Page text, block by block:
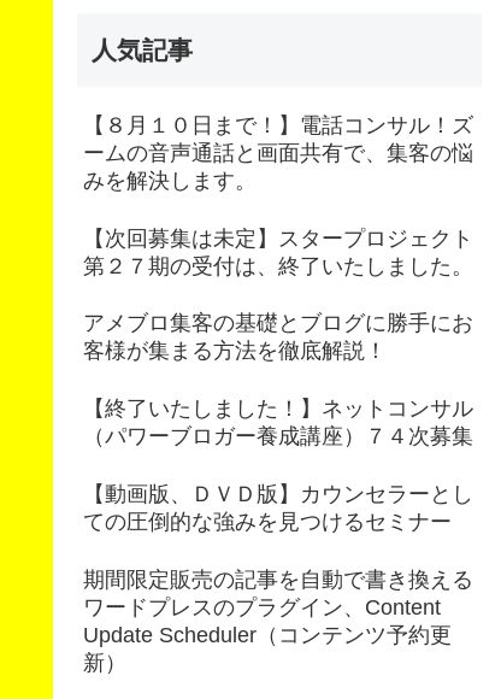
人気記事
【８月１０日まで！】電話コンサル！ズ
ームの音声通話と画面共有で、集客の悩
みを解決します。
【次回募集は未定】スタープロジェクト
第２７期の受付は、終了いたしました。
アメブロ集客の基礎とブログに勝手にお
客様が集まる方法を徹底解説！
【終了いたしました！】ネットコンサル
（パワーブロガー養成講座）７４次募集
【動画版、ＤＶＤ版】カウンセラーとし
ての圧倒的な強みを見つけるセミナー
期間限定販売の記事を自動で書き換える
ワードプレスのプラグイン、Content
Update Scheduler（コンテンツ予約更
新）